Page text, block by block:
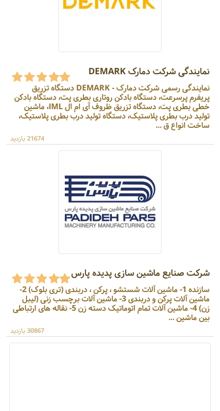
نمایندگی شرکت دمارک DEMARK
نمایندگی رسمی شرکت دمارک - DEMARK دستگاه تزریق
پریفرم پرسرعت، دستگاه بادکن روتاری بطری پت، دستگاه بادکن
خطی بطری پت، دستگاه تزریق ظروف آی ام ال IML، ماشین
تولید درب بطری پلاستیک، دستگاه تولید درب بطری پلاستیک،
ساخت انواع ق ...
21674 بازدید
شرکت صنایع ماشین سازی پدیده پارس
سازنده 1- ماشین آلات شستشو ، پرکن ، دربندی (تری بلوک) 2-
ماشین آلات پرکن و دربندی 3- ماشین آلات برچسب زنی (لیبل
زن) 4- ماشین آلات تمام اتوماتیک دسته زن 5- نقاله های ارتباطی
بین ماشین ...
30867 بازدید